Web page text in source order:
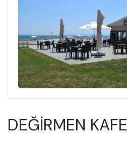
DEĞİRMEN KAFE